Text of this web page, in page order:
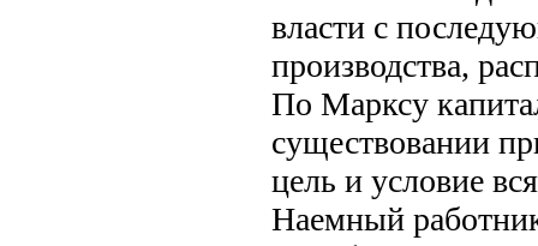
власти с
производства,
По Марксу
существовании
цель и условие
Наемный